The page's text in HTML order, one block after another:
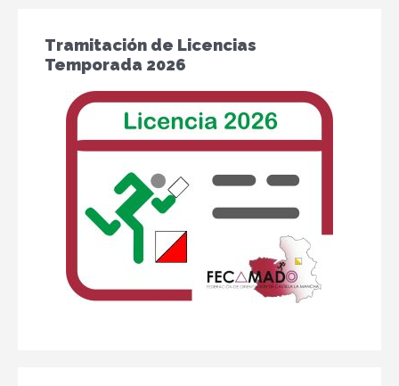
Tramitación de Licencias
Temporada 2026